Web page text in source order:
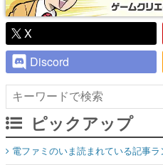
Discord
ピックアップ
電ファミのいま読まれている記事ラ
アプリセール情報
インタビュー